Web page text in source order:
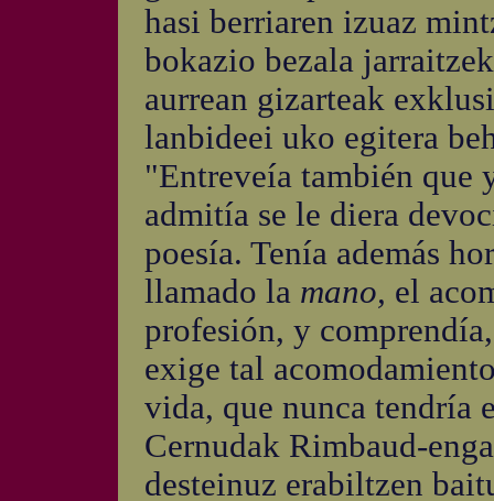
hasi berriaren izuaz
bokazio bezala
aurrean gizarteak
lanbideei uko egitera
"Entreveía también que
admitía se le diera
poesía. Tenía además
llamado la mano, el
profesión, y
exige tal
vida, que nunca tendría
Cernudak Rimbaud-
desteinuz erabiltzen